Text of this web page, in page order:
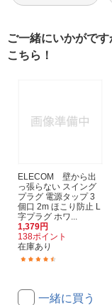
ご一緒にいかがで
こちら！
ELECOM 壁から出
っ張らない スイング
プラグ 電源タップ 3
個口 2m ほこり防止 L
字プラグ ホワ...
1,379円
138ポイント
在庫あり
一緒に買う